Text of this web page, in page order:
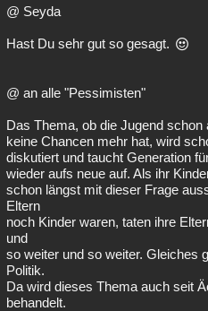
@ Seyda
Hast Du sehr gut so gesagt.
@ an alle "Pessimisten"
Das Thema, ob die Jugend schon
keine Chancen mehr hat, wird
diskutiert und taucht Generation
wieder aufs neue auf. Als ihr
schon längst mit dieser Frage
Eltern
noch Kinder waren, taten ihre
und
so weiter und so weiter. Gleiches
Politik.
Da wird dieses Thema auch seit
behandelt.